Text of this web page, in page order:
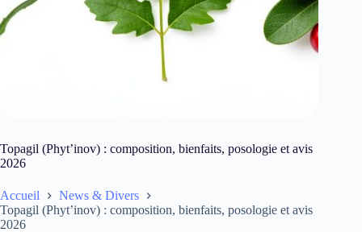
Topagil (Phyt’inov) : composition, bienfaits, posologie et avis
2026
Accueil
News & Divers
Topagil (Phyt’inov) : composition, bienfaits, posologie et avis
2026